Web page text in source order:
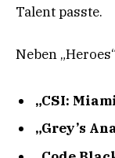
Talent passte.
Neben
„CSI:
„Grey’s